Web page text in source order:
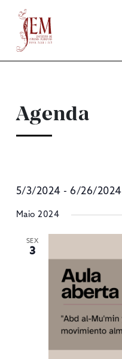
Agenda
5/3/2024 - 6/26/2024
data
Maio 2024
SEX
3